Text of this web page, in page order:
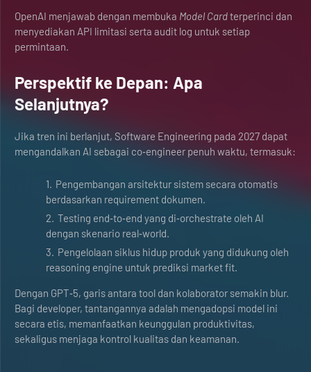
OpenAI menjawab dengan membuka Model Cardterperinci dan
menyediakan API limitasi serta audit log untuk setiap
permintaan.
Perspektif ke Depan: Apa
Selanjutnya?
Jika tren ini berlanjut, Software Engineering pada 2027 dapat
mengandalkan AI sebagai co‑engineer penuh waktu, termasuk:
Pengembangan arsitektur sistem secara otomatis
berdasarkan requirement dokumen.
Testing end‑to‑end yang di‑orchestrate oleh AI
dengan skenario real‑world.
Pengelolaan siklus hidup produk yang didukung oleh
reasoning engine untuk prediksi market fit.
Dengan GPT‑5, garis antara tool dan kolaborator semakin blur.
Bagi developer, tantangannya adalah mengadopsi model ini
secara etis, memanfaatkan keunggulan produktivitas,
sekaligus menjaga kontrol kualitas dan keamanan.